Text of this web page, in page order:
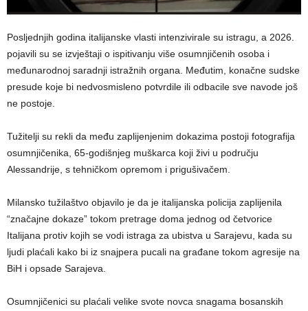
Posljednjih godina italijanske vlasti intenzivirale su istragu, a 2026.
pojavili su se izvještaji o ispitivanju više osumnjičenih osoba i
međunarodnoj saradnji istražnih organa. Međutim, konačne sudske
presude koje bi nedvosmisleno potvrdile ili odbacile sve navode još
ne postoje.
Tužitelji su rekli da među zaplijenjenim dokazima postoji fotografija
osumnjičenika, 65-godišnjeg muškarca koji živi u području
Alessandrije, s tehničkom opremom i prigušivačem.
Milansko tužilaštvo objavilo je da je italijanska policija zaplijenila
“značajne dokaze” tokom pretrage doma jednog od četvorice
Italijana protiv kojih se vodi istraga za ubistva u Sarajevu, kada su
ljudi plaćali kako bi iz snajpera pucali na građane tokom agresije na
BiH i opsade Sarajeva.
Osumnjičenici su plaćali velike svote novca snagama bosanskih